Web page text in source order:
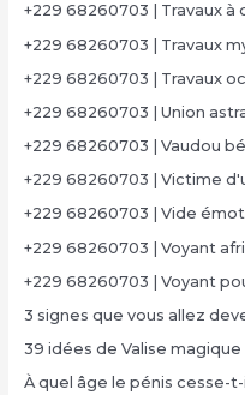
+229 68260703 | Travaux à
+229 68260703 | Travaux
+229 68260703 | Travaux
+229 68260703 | Union
+229 68260703 | Vaudou
+229 68260703 | Victime
+229 68260703 | Vide
+229 68260703 | Voyant
+229 68260703 | Voyant
3 signes que vous allez
39 idées de Valise
À quel âge le pénis cesse-t-